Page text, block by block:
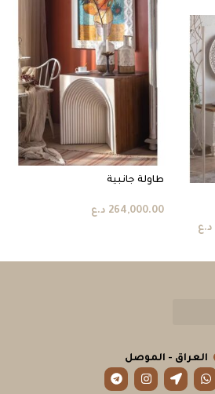
د.ع
طاولة جانبية
264,000.00 د.ع
العراق - الموصل